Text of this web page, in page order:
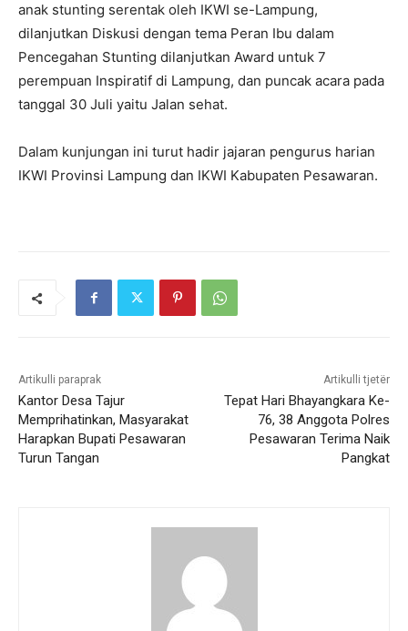
anak stunting serentak oleh IKWI se-Lampung,
dilanjutkan Diskusi dengan tema Peran Ibu dalam
Pencegahan Stunting dilanjutkan Award untuk 7
perempuan Inspiratif di Lampung, dan puncak acara pada
tanggal 30 Juli yaitu Jalan sehat.
Dalam kunjungan ini turut hadir jajaran pengurus harian
IKWI Provinsi Lampung dan IKWI Kabupaten Pesawaran.
Artikulli paraprak
Kantor Desa Tajur
Memprihatinkan, Masyarakat
Harapkan Bupati Pesawaran
Turun Tangan
Artikulli tjetër
Tepat Hari Bhayangkara Ke-
76, 38 Anggota Polres
Pesawaran Terima Naik
Pangkat